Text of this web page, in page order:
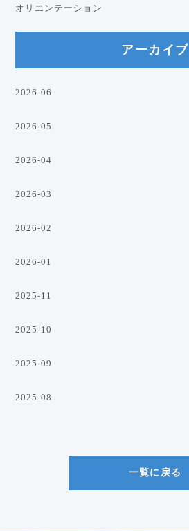
オリエンテーション
アーカイブ
2026-06
2026-05
2026-04
2026-03
2026-02
2026-01
2025-11
2025-10
2025-09
2025-08
一覧に戻る